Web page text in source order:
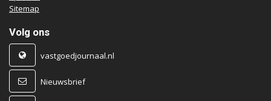
Sitemap
Volg ons
vastgoedjournaal.nl
Nieuwsbrief